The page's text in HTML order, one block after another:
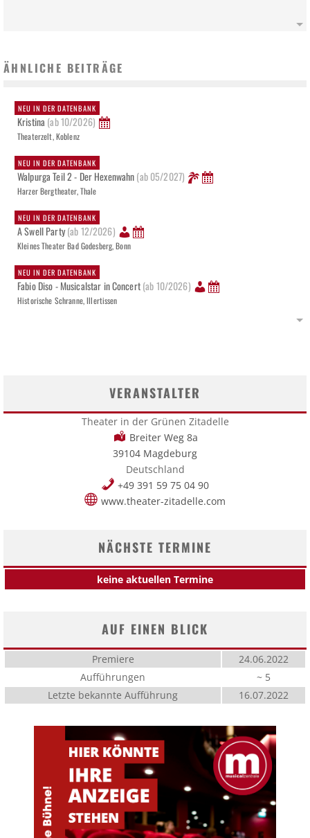
ÄHNLICHE BEITRÄGE
NEU IN DER DATENBANK
Kristina (ab 10/2026)
Theaterzelt, Koblenz
NEU IN DER DATENBANK
Walpurga Teil 2 - Der Hexenwahn(ab 05/2027)
Harzer Bergtheater, Thale
NEU IN DER DATENBANK
A Swell Party(ab 12/2026)
Kleines Theater Bad Godesberg, Bonn
NEU IN DER DATENBANK
Fabio Diso - Musicalstar in Concert(ab 10/2026)
Historische Schranne, Illertissen
VERANSTALTER
Theater in der Grünen Zitadelle
Breiter Weg 8a
39104 Magdeburg
Deutschland
+49 391 59 75 04 90
www.theater-zitadelle.com
NÄCHSTE TERMINE
keine aktuellen Termine
AUF EINEN BLICK
Premiere
24.06.2022
Aufführungen
~ 5
Letzte bekannte Aufführung
16.07.2022